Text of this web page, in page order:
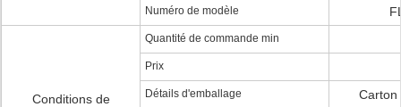
Numéro de modèle
Conditions de
Quantité de commande min
Prix
Détails d'emballage Carton